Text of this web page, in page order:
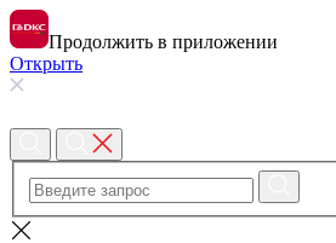
Продолжить в приложении
Открыть